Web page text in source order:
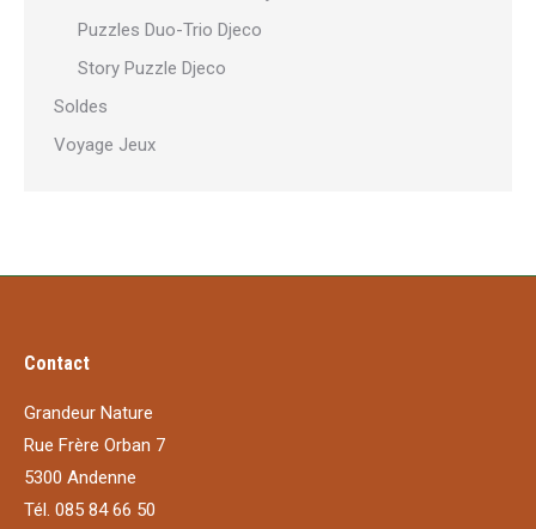
Puzzles Duo-Trio Djeco
Story Puzzle Djeco
Soldes
Voyage Jeux
Contact
Grandeur Nature
Rue Frère Orban 7
5300 Andenne
Tél. 085 84 66 50